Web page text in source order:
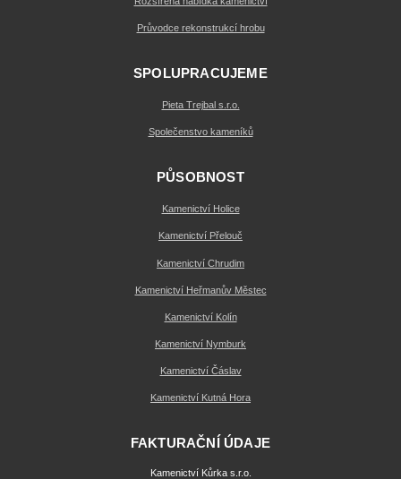
Průvodce rekonstrukcí hrobu
SPOLUPRACUJEME
Pieta Trejbal s.r.o.
Společenstvo kameníků
PŮSOBNOST
Kamenictví Holice
Kamenictví Přelouč
Kamenictví Chrudim
Kamenictví Heřmanův Městec
Kamenictví Kolín
Kamenictví Nymburk
Kamenictví Čáslav
Kamenictví Kutná Hora
FAKTURAČNÍ ÚDAJE
Kamenictví Kůrka s.r.o.